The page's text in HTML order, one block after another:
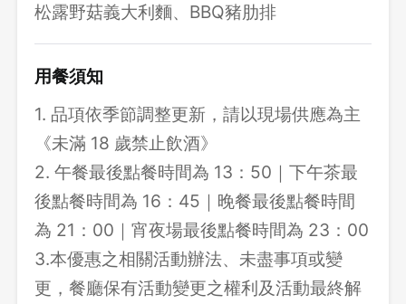
松露野菇義大利麵、BBQ豬肋排
用餐須知
1. 品項依季節調整更新，請以現場供應為主
《未滿 18 歲禁止飲酒》
2. 午餐最後點餐時間為 13：50｜下午茶最
後點餐時間為 16：45｜晚餐最後點餐時間
為 21：00｜宵夜場最後點餐時間為 23：00
3.本優惠之相關活動辦法、未盡事項或變
更，餐廳保有活動變更之權利及活動最終解